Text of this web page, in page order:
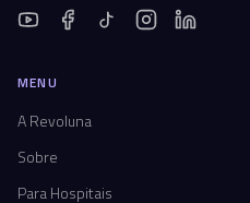
MENU
A Revoluna
Sobre
Para Hospitais